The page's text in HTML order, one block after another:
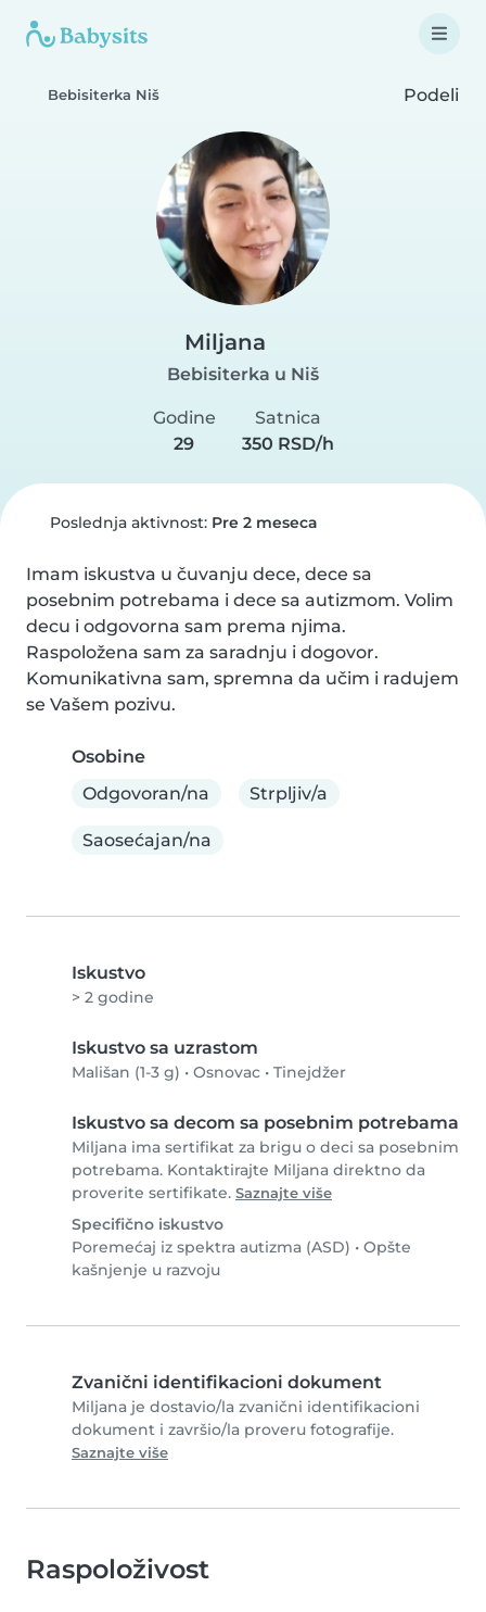
Bebisiterka Niš Podeli
Miljana
Bebisiterka u Niš
Godine
29
Satnica
350 RSD/h
Poslednja aktivnost: Pre 2 meseca
Imam iskustva u čuvanju dece, dece sa
posebnim potrebama i dece sa autizmom. Volim
decu i odgovorna sam prema njima.
Raspoložena sam za saradnju i dogovor.
Komunikativna sam, spremna da učim i radujem
se Vašem pozivu.
Osobine
Odgovoran/na
Strpljiv/a
Saosećajan/na
Iskustvo
> 2 godine
Iskustvo sa uzrastom
Mališan (1-3 g) • Osnovac • Tinejdžer
Iskustvo sa decom sa posebnim potrebama
Miljana ima sertifikat za brigu o deci sa posebnim
potrebama. Kontaktirajte Miljana direktno da
proverite sertifikate. Saznajte više
Specifično iskustvo
Poremećaj iz spektra autizma (ASD) • Opšte
kašnjenje u razvoju
Zvanični identifikacioni dokument
Miljana je dostavio/la zvanični identifikacioni
dokument i završio/la proveru fotografije.
Saznajte više
Raspoloživost